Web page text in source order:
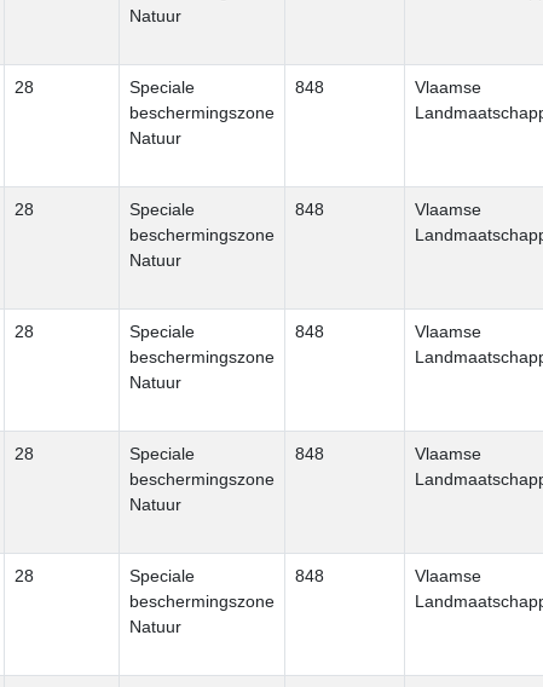
Natuur
28
Speciale
beschermingszone
Natuur
848
Vlaamse
28
Speciale
beschermingszone
Natuur
848
Vlaamse
28
Speciale
beschermingszone
Natuur
848
Vlaamse
28
Speciale
beschermingszone
Natuur
848
Vlaamse
28
Speciale
beschermingszone
Natuur
848
Vlaamse